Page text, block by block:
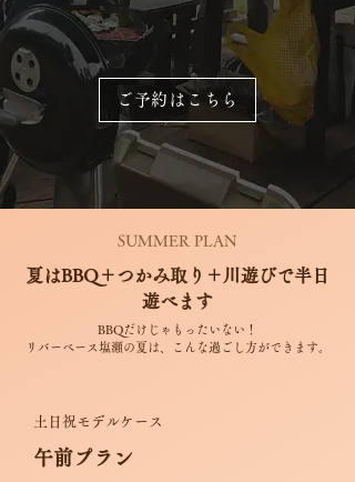
ご予約はこちら
SUMMER PLAN
夏はBBQ＋つかみ取り＋川遊びで半日
遊べます
BBQだけじゃもったいない！
リバーベース塩瀬の夏は、こんな過ごし方ができます。
土日祝モデルケース
午前プラン